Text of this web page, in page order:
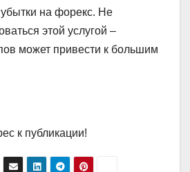
на форекс. Не
этой услугой –
может привести к большим
к публикации!